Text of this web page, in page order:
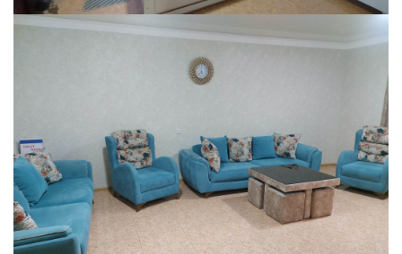
2. Две персоны
130 Лари